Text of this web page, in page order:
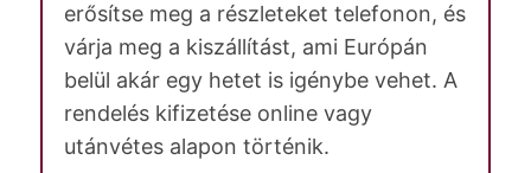
erősítse meg a részleteket telefonon, és
várja meg a kiszállítást, ami Európán
belül akár egy hetet is igénybe vehet. A
rendelés kifizetése online vagy
utánvétes alapon történik.